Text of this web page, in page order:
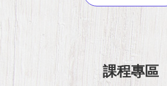
課程專區